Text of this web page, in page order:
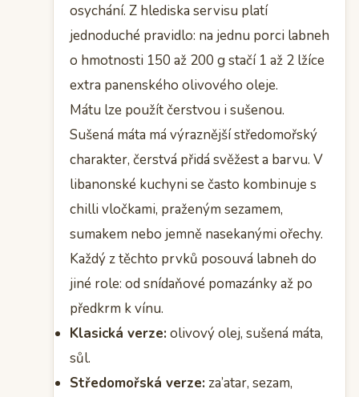
osychání. Z hlediska servisu platí
jednoduché pravidlo: na jednu porci labneh
o hmotnosti 150 až 200 g stačí 1 až 2 lžíce
extra panenského olivového oleje.
Mátu lze použít čerstvou i sušenou.
Sušená máta má výraznější středomořský
charakter, čerstvá přidá svěžest a barvu. V
libanonské kuchyni se často kombinuje s
chilli vločkami, praženým sezamem,
sumakem nebo jemně nasekanými ořechy.
Každý z těchto prvků posouvá labneh do
jiné role: od snídaňové pomazánky až po
předkrm k vínu.
Klasická verze:olivový olej, sušená máta,
sůl.
Středomořská verze: za’atar, sezam,